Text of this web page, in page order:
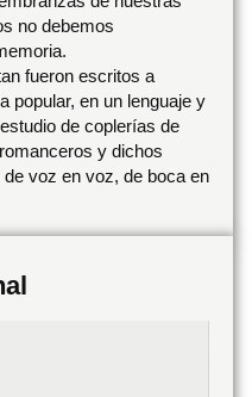
no debemos
fueron escritos a
popular, en un lenguaje y
de coplerías de
y dichos
voz en voz, de boca en